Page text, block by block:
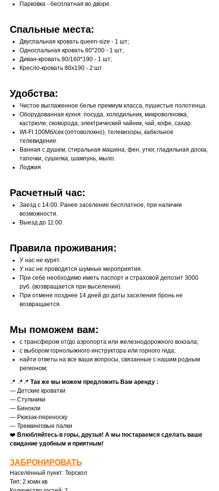
Парковка - бесплатная во дворе.
Спальные места:
Двуспальная кровать queen-size - 1 шт;
Односпальная кровать 80*200 - 1 шт;
Диван-кровать 80/160*190 - 1 шт;
Кресло-кровать 80х190 - 2 шт.
Удобства:
Чистое выглаженное белье премиум класса, пушистые полотенца.
Оборудованная кухня: посуда, холодильник, микроволновка,
кастрюли, сковорода, электрический чайник, чай, кофе, сахар.
WI-FI 100Мб/сек (оптоволокно), телевизоры, кабельное
телевидение.
Ванная с душем, стиральная машина, фен, утюг, гладильная доска,
тапочки, сушилка, шампунь, мыло.
Лоджия
Расчетный час:
Заезд с 14:00. Ранее заселение бесплатное, при наличии
возможности.
Выезд до 11:00.
Правила проживания:
У нас не курят.
У нас не проводятся шумные мероприятия.
При себе необходимо иметь паспорт и страховой депозит 3000
руб. (возвращается при выселении).
При отмене позднее 14 дней до даты заселения бронь не
возвращается.
Мы поможем вам:
с трансфером от/до аэропорта или железнодорожного вокзала;
с выбором горнолыжного инструктора или горного гида;
найти ответы на все ваши вопросы, связанные с нашим родным
регионом;
📍 📍📍 Так же мы можем предложить Вам аренду :
— Детские кроватки
— Стульчики
— Бинокли
— Рюкзак-переноску
— Треккинговые палки
❤️ Влюбляйтесь в горы, друзья! А мы постараемся сделать ваше
свидание удобным и приятным!
ЗАБРОНИРОВАТЬ
Населённый пункт: Терскол
Тип: 2 комн кв